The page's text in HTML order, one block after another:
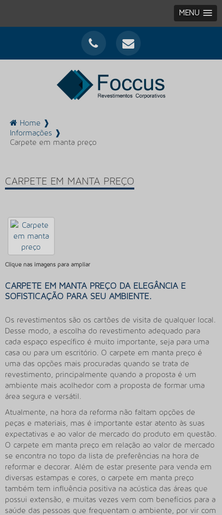
MENU
Home ❱
Informações ❱
Carpete em manta preço
CARPETE EM MANTA PREÇO
Clique nas imagens para ampliar
CARPETE EM MANTA PREÇO DA ELEGÂNCIA E
SOFISTICAÇÃO PARA SEU AMBIENTE.
Os revestimentos são os cartões de visita de qualquer local.
Desse modo, a escolha do revestimento adequado para
cada espaço específico é muito importante, seja para uma
casa ou para um escritório. O carpete em manta preço é
uma das opções mais procuradas quando se trata de
revestimento, principalmente quando a proposta é um
ambiente mais acolhedor com a proposta de formar uma
área segura e versátil.
Atualmente, na hora da reforma não faltam opções de
peças e materiais, mas é importante estar atento às suas
expectativas e ao valor de mercado do produto em questão.
O carpete em manta preço em relação ao valor de mercado
se encontra no topo da lista de preferências na hora de
reformar e decorar. Além de estar presente para venda em
diversas estampas e cores, o carpete em manta preço
também tem influência positiva na acústica das áreas que
possui extensão, e muitas vezes vem com benefícios para a
saúde das pessoas que frequentam o ambiente, por vir com